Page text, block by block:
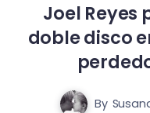
Joel Reyes
doble disco
By